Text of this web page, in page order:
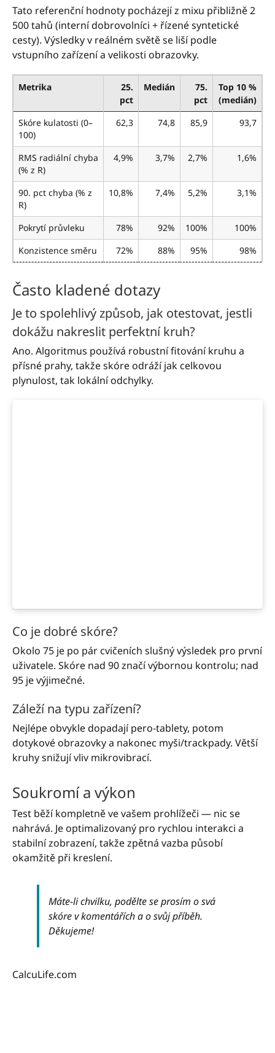
Tato referenční hodnoty pocházejí z mixu přibližně 2
500 tahů (interní dobrovolníci + řízené syntetické
cesty). Výsledky v reálném světě se liší podle
vstupního zařízení a velikosti obrazovky.
Metrika
25.
pct
Medián
75.
pct
Top 10 %
(medián)
Skóre kulatosti (0–
100)
62,3 74,8 85,9 93,7
RMS radiální chyba
(% z R)
4,9% 3,7% 2,7% 1,6%
90. pct chyba (% z
R)
10,8% 7,4% 5,2% 3,1%
Pokrytí průvleku 78% 92% 100%
100%
Konzistence směru
72% 88% 95% 98%
Často kladené dotazy
Je to spolehlivý způsob, jak otestovat, jestli
dokážu nakreslit perfektní kruh?
Ano. Algoritmus používá robustní fitování kruhu a
přísné prahy, takže skóre odráží jak celkovou
plynulost, tak lokální odchylky.
Co je dobré skóre?
Okolo 75 je po pár cvičeních slušný výsledek pro první
uživatele. Skóre nad 90 značí výbornou kontrolu; nad
95 je výjimečné.
Záleží na typu zařízení?
Nejlépe obvykle dopadají pero-tablety, potom
dotykové obrazovky a nakonec myši/trackpady. Větší
kruhy snižují vliv mikrovibrací.
Soukromí a výkon
Test běží kompletně ve vašem prohlížeči — nic se
nahrává. Je optimalizovaný pro rychlou interakci a
stabilní zobrazení, takže zpětná vazba působí
okamžitě při kreslení.
Máte-li chvilku, podělte se prosím o svá
skóre v komentářích a o svůj příběh.
Děkujeme!
CalcuLife.com